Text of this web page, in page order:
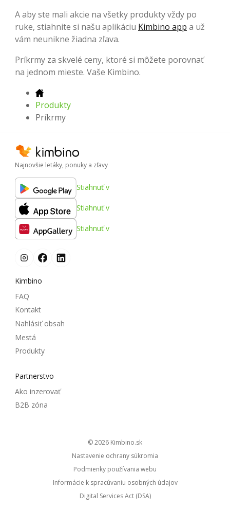
A aby ste mali akcie na všetky produkty vždy po
ruke, stiahnite si našu aplikáciu Kimbino app a už
vám neunikne žiadna zľava.
Príkrmy za skvelé ceny, ktoré si môžete porovnať
na jednom mieste. Vaše Kimbino.
Produkty
Príkrmy
Najnovšie letáky, ponuky a zľavy
Stiahnuť v
Stiahnuť v
Stiahnuť v
Kimbino
FAQ
Kontakt
Nahlásiť obsah
Mestá
Produkty
Partnerstvo
Ako inzerovať
B2B zóna
© 2026
kimbino.sk
Nastavenie ochrany súkromia
Podmienky používania webu
Informácie k spracúvaniu osobných údajov
Digital Services Act (DSA)